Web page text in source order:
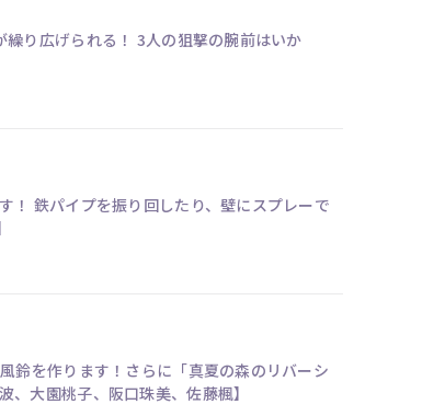
り広げられる！ 3人の狙撃の腕前はいか
！ 鉄パイプを振り回したり、壁にスプレーで
鈴を作ります！さらに「真夏の森のリバーシ
・・？！ 出演者【岩本蓮加、梅澤美波、大園桃子、阪口珠美、佐藤楓】